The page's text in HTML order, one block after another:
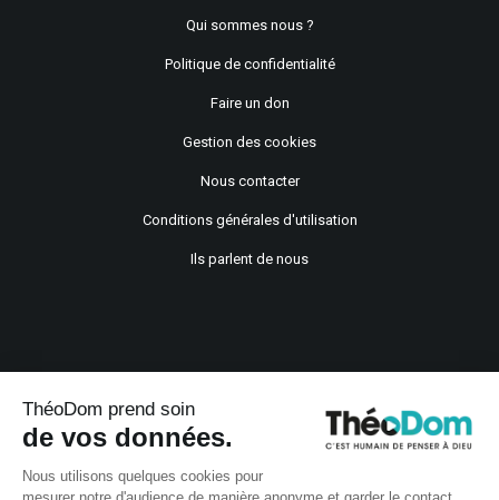
Qui sommes nous ?
Politique de confidentialité
Faire un don
Gestion des cookies
Nous contacter
Conditions générales d'utilisation
Ils parlent de nous
ThéoDom prend soin
de vos données.
Nous utilisons quelques cookies pour